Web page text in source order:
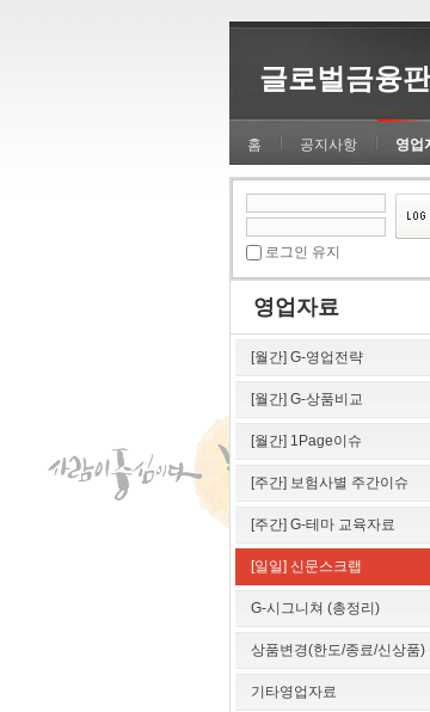
글로벌금융
홈 공지사항 영업
로그인 유지
영업자료
[월간] G-영업전략
[월간] G-상품비교
[월간] 1Page이슈
[주간] 보험사별 주간이슈
[주간] G-테마 교육자료
[일일] 신문스크랩
G-시그니쳐 (총정리)
상품변경(한도/종료/신상품)
기타영업자료
Sketchbook5, 스케치북5
Sketchbook5, 스케치북5
Sketchbook5, 스케치북5
Sketchbook5, 스케치북5